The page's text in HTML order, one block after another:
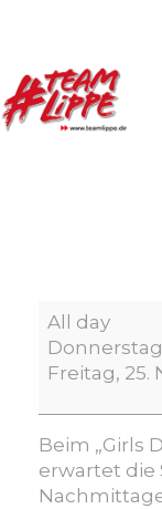
Girls
Digital
All day
Freitag, 25.
Beim „Girls
erwartet die